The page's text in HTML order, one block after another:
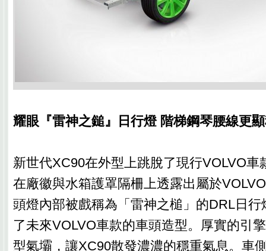
耀眼『雷神之鎚』日行燈 階梯鋼琴腰線更
新世代XC90在外型上跳脫了現行VOLVO車
在廠徽與水箱護罩隔柵上透露出屬於
頭燈內部被戲稱為「雷神之槌」的DRL日
了未來VOLVO車款的車頭造型。厚實的引
型氣壩，讓XC90散發濃濃的穩重氣息。車